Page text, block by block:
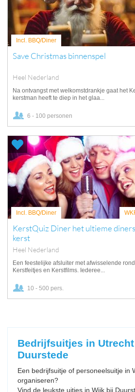
Incl. BBQ/Diner
Save Christmas binnenspel
Heel Nederland
Na ontvangst met welkomstdrankje gaat het
kerstman heeft te diep in het glaa...
6 - 100 personen
Incl. BBQ/Diner
KerstQuiz Diner het ultieme
kerst
Heel Nederland
Een feestelijke afsluiter met afwisselende
Kerstfeitjes en Kerstfilms. Iederee...
10 - 500 pers.
Bedrijfsuitjes in
Duurstede
Een bedrijfsuitje of personeelsuitje in
organiseren?
Vind de leukste uitjes in Wijk bij